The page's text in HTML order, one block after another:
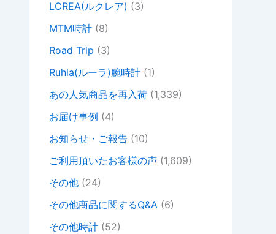
LCREA(ルクレア) (3)
MTM時計 (8)
Road Trip (3)
Ruhla(ルーラ)腕時計 (1)
あの人気商品を再入荷 (1,339)
お届け事例 (4)
お知らせ・ご報告 (10)
ご利用頂いたお客様の声 (1,609)
その他 (24)
その他商品に関するQ&A (6)
その他時計 (52)